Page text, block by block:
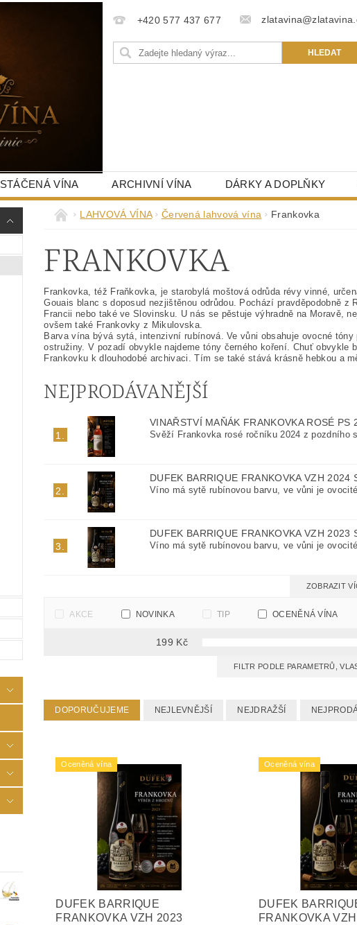
+420 577 437 677
STÁČENÁ VÍNA ARCHIVNÍ VÍNA DÁRKY A DOPLŇKY
LAHVOVÁ VÍNA Červená lahvová vína Frankovka
FRANKOVKA
Frankovka, též Fraňkovka, je starobylá moštová odrůda révy vinné,
Gouais blanc s doposud nezjištěnou odrůdou. Pochází pravděpodobně
Francii nebo také ve Slovinsku. U nás se pěstuje výhradně na Moravě,
ovšem také Frankovky z Mikulovska.
Barva vína bývá sytá, intenzivní rubínová. Ve vůni obsahuje ovocné
ostružiny. V pozadí obvykle najdeme tóny černého koření. Chuť
Frankovku k dlouhodobé archivaci. Tím se také stává krásně hebkou a
NEJPRODÁVANĚJŠÍ
1.
VINAŘSTVÍ MAŇÁK FRANKOVKA ROSÉ PS
Svěží Frankovka rosé ročníku 2024 z pozdního
2.
DUFEK BARRIQUE FRANKOVKA VZH 2024
Víno má sytě rubínovou barvu, ve vůni je
3.
DUFEK BARRIQUE FRANKOVKA VZH 2023
Víno má sytě rubínovou barvu, ve vůni je
ZOBRAZIT
AKCE NOVINKA TIP OCENĚNÁ VÍNA
199 Kč
FILTR PODLE PARAMETRŮ,
DOPORUČUJEME NEJLEVNĚJŠÍ NEJDRAŽŠÍ
Oceněná vína
DUFEK BARRIQUE
FRANKOVKA VZH 2023
Oceněná vína
DUFEK
FRANKOVKA